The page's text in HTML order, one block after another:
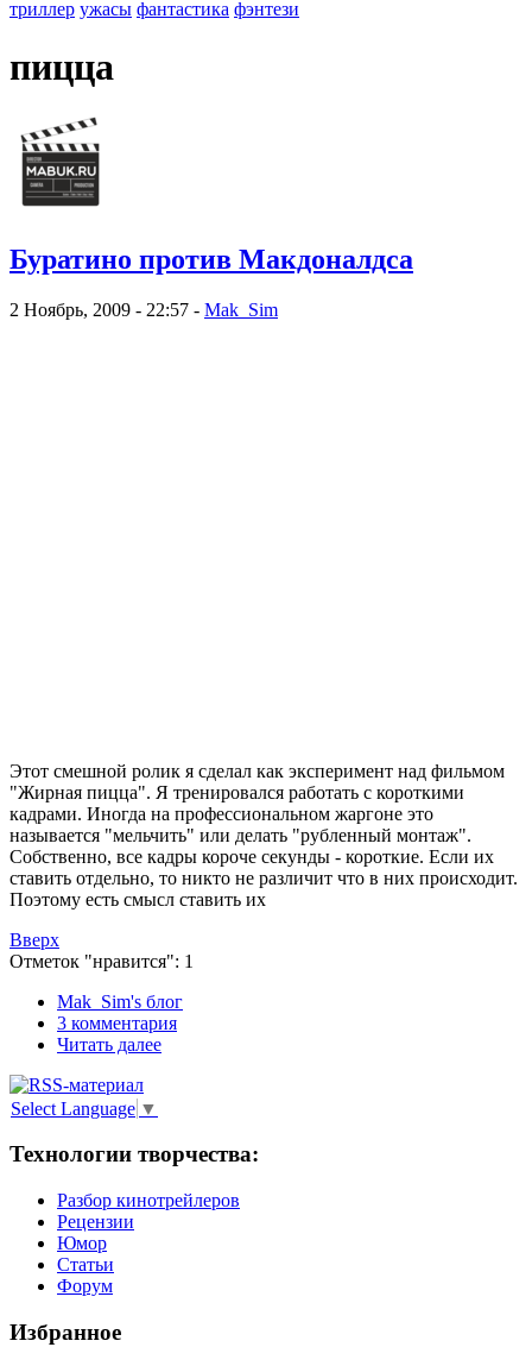
триллер ужасы фантастика фэнтези
пицца
Буратино против Макдоналдса
2 Ноябрь, 2009 - 22:57 - Mak_Sim
Этот смешной ролик я сделал как эксперимент над фильмом
"Жирная пицца". Я тренировался работать с короткими
кадрами. Иногда на профессиональном жаргоне это
называется "мельчить" или делать "рубленный монтаж".
Собственно, все кадры короче секунды - короткие. Если их
ставить отдельно, то никто не различит что в них происходит.
Поэтому есть смысл ставить их
Вверх
Отметок "нравится": 1
Mak_Sim's блог
3 комментария
Читать далее
Select Language ▼
Технологии творчества:
Разбор кинотрейлеров
Рецензии
Юмор
Статьи
Форум
Избранное